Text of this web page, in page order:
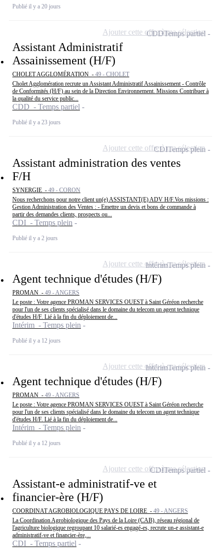
Publié il y a 20 jours
Assistant Administratif
Assainissement (H/F)
CHOLET AGGLOMÉRATION - 49 - CHOLET
Cholet Agglomération recrute un Assistant Administratif Assainissement - Contrôle
de Conformités (H/F) au sein de la Direction Environnement. Missions Contribuer à
la qualité du service public...
CDD - Temps partiel
Publié il y a 23 jours
CDDTemps partiel
Ajouter cette offre à ma sélection
Assistant administration des ventes
F/H
SYNERGIE - 49 - CORON
Nous recherchons pour notre client un(e) ASSISTANT(E) ADV H/F.Vos missions :
Gestion Administration des Ventes : - Emettre un devis et bons de commande à
partir des demandes clients, prospects ou...
CDI - Temps plein
Publié il y a 2 jours
CDITemps plein
Ajouter cette offre à ma sélection
Agent technique d'études (H/F)
PROMAN - 49 - ANGERS
Le poste : Votre agence PROMAN SERVICES OUEST à Saint Géréon recherche
pour l'un de ses clients spécialisé dans le domaine du telecom un agent technique
d'études H/F. Lié à la fin du déploiement de...
Intérim - Temps plein
Publié il y a 12 jours
IntérimTemps plein
Ajouter cette offre à ma sélection
Agent technique d'études (H/F)
PROMAN - 49 - ANGERS
Le poste : Votre agence PROMAN SERVICES OUEST à Saint Géréon recherche
pour l'un de ses clients spécialisé dans le domaine du telecom un agent technique
d'études H/F. Lié à la fin du déploiement de...
Intérim - Temps plein
Publié il y a 12 jours
IntérimTemps plein
Ajouter cette offre à ma sélection
Assistant-e administratif-ve et
financier-ère (H/F)
COORDINAT AGROBIOLOGIQUE PAYS DE LOIRE - 49 - ANGERS
La Coordination Agrobiologique des Pays de la Loire (CAB), réseau régional de
l'agriculture biologique regroupant 10 salarié-es engagé-es, recrute un-e assistant-e
administratif-ve et financier-ère,...
CDI - Temps partiel
CDITemps partiel
Ajouter cette offre à ma sélection